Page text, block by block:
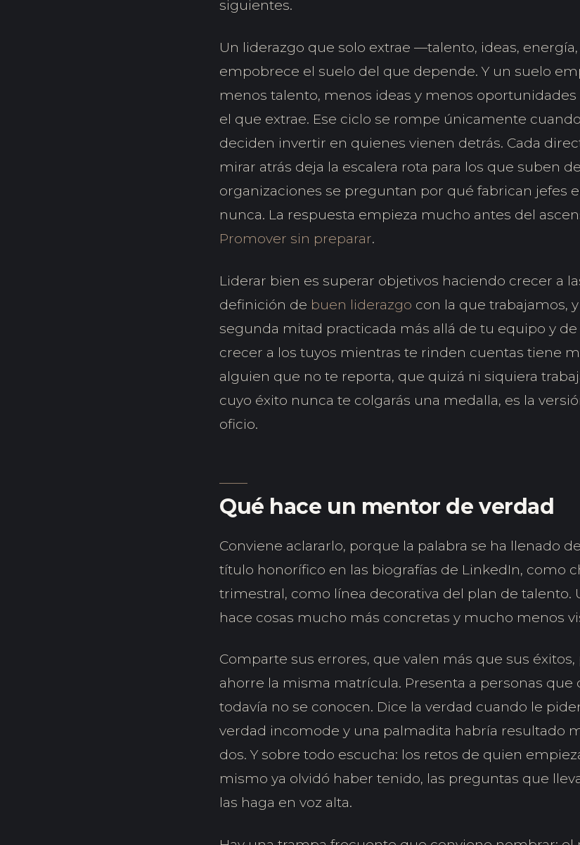
siguientes.
Un liderazgo que solo extrae —talento, ideas,
empobrece el suelo del que depende. Y un suelo
menos talento, menos ideas y menos
el que extrae. Ese ciclo se rompe únicamente
deciden invertir en quienes vienen detrás. Cada
mirar atrás deja la escalera rota para los que suben
organizaciones se preguntan por qué fabrican jefes
nunca. La respuesta empieza mucho antes del
Promover sin preparar.
Liderar bien es superar objetivos haciendo crecer a
definición de buen liderazgo con la que trabajamos,
segunda mitad practicada más allá de tu equipo y
crecer a los tuyos mientras te rinden cuentas tiene
alguien que no te reporta, que quizá ni siquiera
cuyo éxito nunca te colgarás una medalla, es la
oficio.
Qué hace un mentor de verdad
Conviene aclararlo, porque la palabra se ha llenado
título honorífico en las biografías de LinkedIn, como
trimestral, como línea decorativa del plan de talento.
hace cosas mucho más concretas y mucho menos
Comparte sus errores, que valen más que sus éxitos,
ahorre la misma matrícula. Presenta a personas que
todavía no se conocen. Dice la verdad cuando le
verdad incomode y una palmadita habría resultado
dos. Y sobre todo escucha: los retos de quien
mismo ya olvidó haber tenido, las preguntas que
las haga en voz alta.